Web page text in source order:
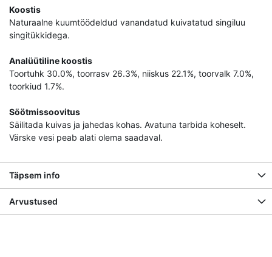
Koostis
Naturaalne kuumtöödeldud vanandatud kuivatatud singiluu
singitükkidega.
Analüütiline koostis
Toortuhk 30.0%, toorrasv 26.3%, niiskus 22.1%, toorvalk 7.0%,
toorkiud 1.7%.
Söötmissoovitus
Säilitada kuivas ja jahedas kohas. Avatuna tarbida koheselt.
Värske vesi peab alati olema saadaval.
Täpsem info
Arvustused